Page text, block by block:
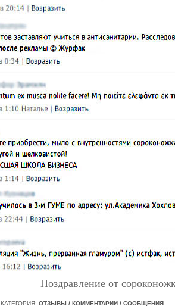
Поздравление от
КАТЕГОРИЯ: ОТЗЫВЫ / КОММЕНТАРИИ / СООБЩЕНИЯ